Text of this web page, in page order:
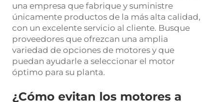
una empresa que fabrique y suministre
únicamente productos de la más alta calidad,
con un excelente servicio al cliente. Busque
proveedores que ofrezcan una amplia
variedad de opciones de motores y que
puedan ayudarle a seleccionar el motor
óptimo para su planta.
¿Cómo evitan los motores a